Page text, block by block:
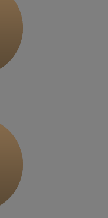
Zapisz mnie
Zapisz mnie